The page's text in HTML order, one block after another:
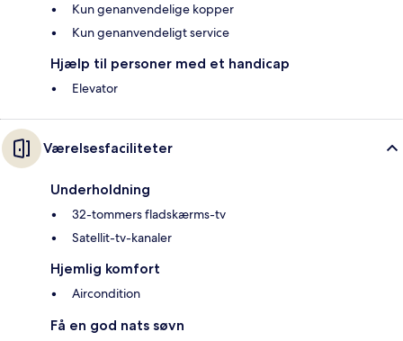
Kun genanvendelige kopper
Kun genanvendeligt service
Hjælp til personer med et handicap
Elevator
Værelsesfaciliteter
Underholdning
32-tommers fladskærms-tv
Satellit-tv-kanaler
Hjemlig komfort
Aircondition
Få en god nats søvn